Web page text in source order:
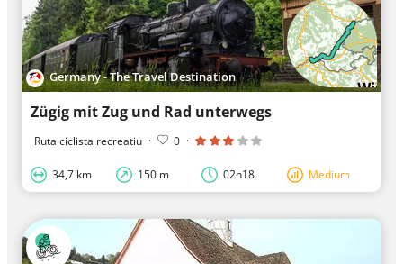
Germany - The Travel Destination
Zügig mit Zug und Rad unterwegs
Ruta ciclista recreatiu · 0 ·
34,7 km 150 m 02h18 Medium